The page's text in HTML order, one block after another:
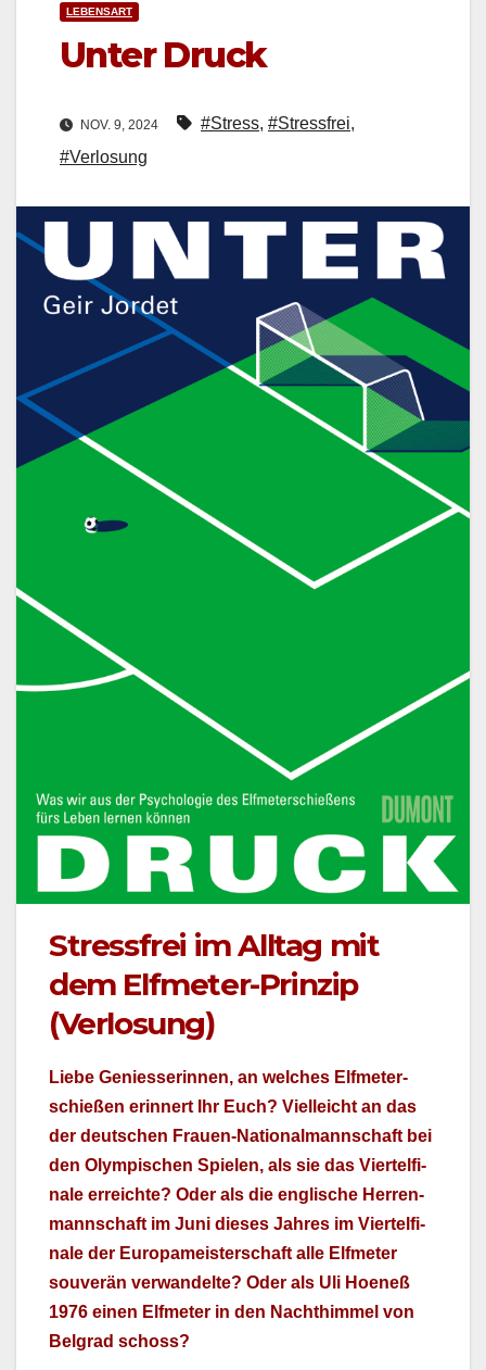
LEBENSART
Unter Druck
NOV. 9, 2024 #Stress, #Stressfrei,
#Verlosung
Stressfrei im Alltag mit
dem Elfmeter-Prinzip
(Verlosung)
Liebe Geniesserin­nen, an welch­es Elfme­ter­
schießen erin­nert Ihr Euch? Vielle­icht an das
der deutschen Frauen-National­mannschaft bei
den Olymp­is­chen Spie­len, als sie das Viertel­fi­
nale erre­ichte? Oder als die englis­che Her­ren­
mannschaft im Juni dieses Jahres im Viertel­fi­
nale der Europameis­ter­schaft alle Elfme­ter
sou­verän ver­wan­delte? Oder als Uli Hoeneß
1976 einen Elfme­ter in den Nachthim­mel von
Bel­grad schoss?